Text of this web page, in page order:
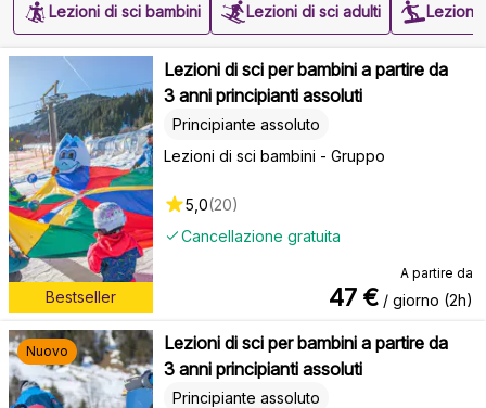
Lezioni di sci bambini Lezioni di sci adulti Lezioni
Bestseller
Lezioni di sci per bambini a partire da
3 anni principianti assoluti
Lezioni di sci bambini - Gruppo
Principiante assoluto
Cancellazione gratuita
5,0(20)
A partire da
47 € / giorno (2h)
Nuovo
Lezioni di sci per bambini a partire da
3 anni principianti assoluti
Principiante assoluto